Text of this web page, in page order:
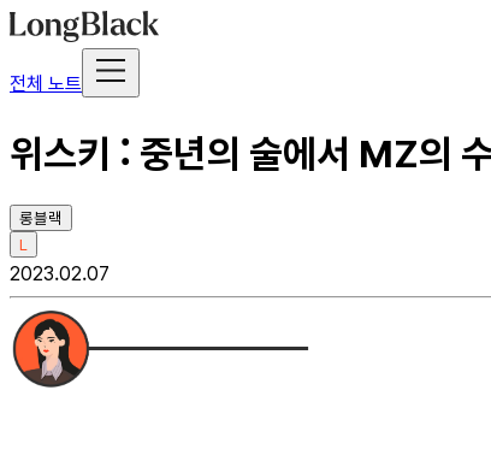
전체 노트
위스키 : 중년의 술에서 MZ의
롱블랙
L
2023.02.07